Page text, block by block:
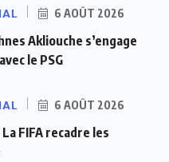
6 AOÛT 2026
Akliouche s’engage
le PSG
6 AOÛT 2026
FIFA recadre les